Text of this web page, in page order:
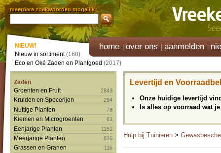
meerdere zoekwoorden mogelijk
home over ons aanmelden
NIEUW!
Nieuw in sortiment(160)
Eco en Oké Zaden en Plantgoed (2017)
Zaden
Groenten en Fruit
2843
Kruiden en Specerijen 294
Nuttige Planten 78
Kiemen en Microgroenten 61
Eenjarige Planten 1151
Meerjarige Planten 816
Grassen en Granen 116
Levertijd en
Onze huidige levertijd
Is alles op voorraad wat
Hulp bij Tuinieren >